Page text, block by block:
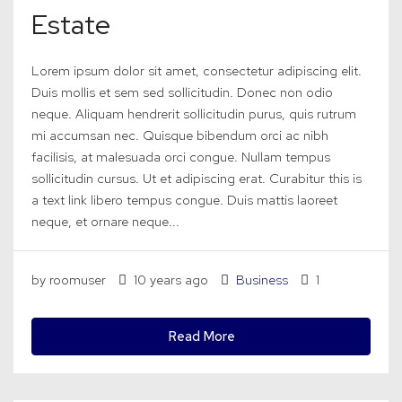
Estate
Lorem ipsum dolor sit amet, consectetur adipiscing elit.
Duis mollis et sem sed sollicitudin. Donec non odio
neque. Aliquam hendrerit sollicitudin purus, quis rutrum
mi accumsan nec. Quisque bibendum orci ac nibh
facilisis, at malesuada orci congue. Nullam tempus
sollicitudin cursus. Ut et adipiscing erat. Curabitur this is
a text link libero tempus congue. Duis mattis laoreet
neque, et ornare neque...
by roomuser 10 years ago Business 1
Read More